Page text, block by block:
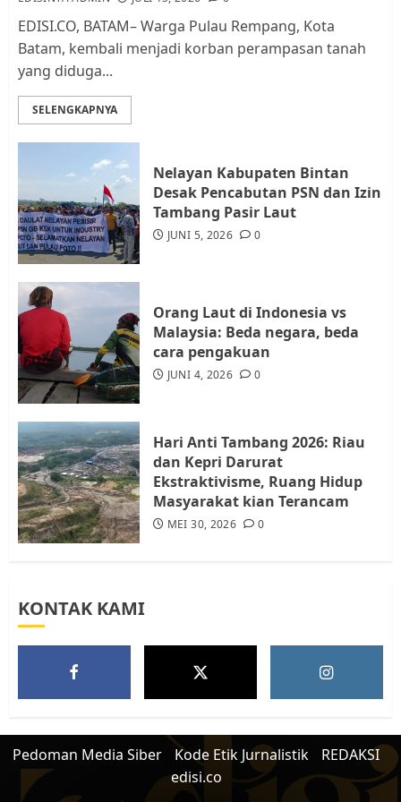
4
Warga Rempang Ajukan
Audiensi dengan Wali Kota
5
Tim Advokasi Desak BP Batam
Berhenti Merampas Tanah
EDISI.CO, BATAM– Warga Pulau Rempang, Kota
Batam, kembali menjadi korban perampasan tanah
yang diduga...
SELENGKAPNYA
Nelayan Kabupaten Bintan
Desak Pencabutan PSN dan Izin
Tambang Pasir Laut
JUNI 5, 2026 0
Orang Laut di Indonesia vs
Malaysia: Beda negara, beda
cara pengakuan
JUNI 4, 2026 0
Hari Anti Tambang 2026: Riau
dan Kepri Darurat
Ekstraktivisme, Ruang Hidup
Masyarakat kian Terancam
MEI 30, 2026 0
KONTAK KAMI
Pedoman Media Siber Kode Etik Jurnalistik
REDAKSI
edisi.co